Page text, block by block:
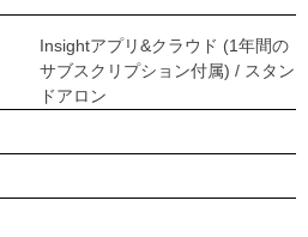
Insightアプリ&クラウド (1年間の
サブスクリプション付属) / スタン
ドアロン